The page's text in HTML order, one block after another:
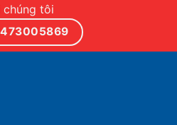
chúng tôi